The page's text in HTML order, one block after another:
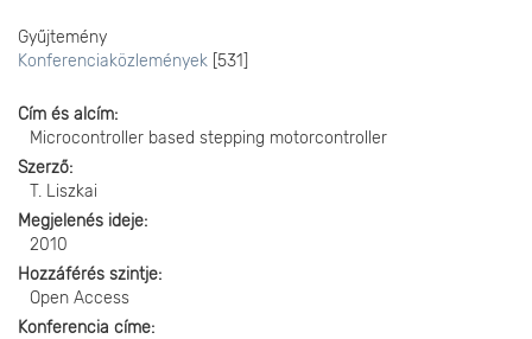
Gyűjtemény
Konferenciaközlemények [531]
Cím és alcím
Microcontroller based stepping motorcontroller
Szerző
T. Liszkai
Megjelenés ideje
2010
Hozzáférés szintje
Open Access
Konferencia címe